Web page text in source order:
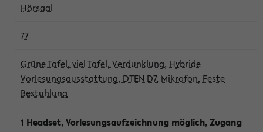
Hörsaal
77
Grüne Tafel, viel Tafel, Verdunklung, Hybride
Vorlesungsausstattung, DTEN D7, Mikrofon, Feste
Bestuhlung
1 Headset, Vorlesungsaufzeichnung möglich, Zugang